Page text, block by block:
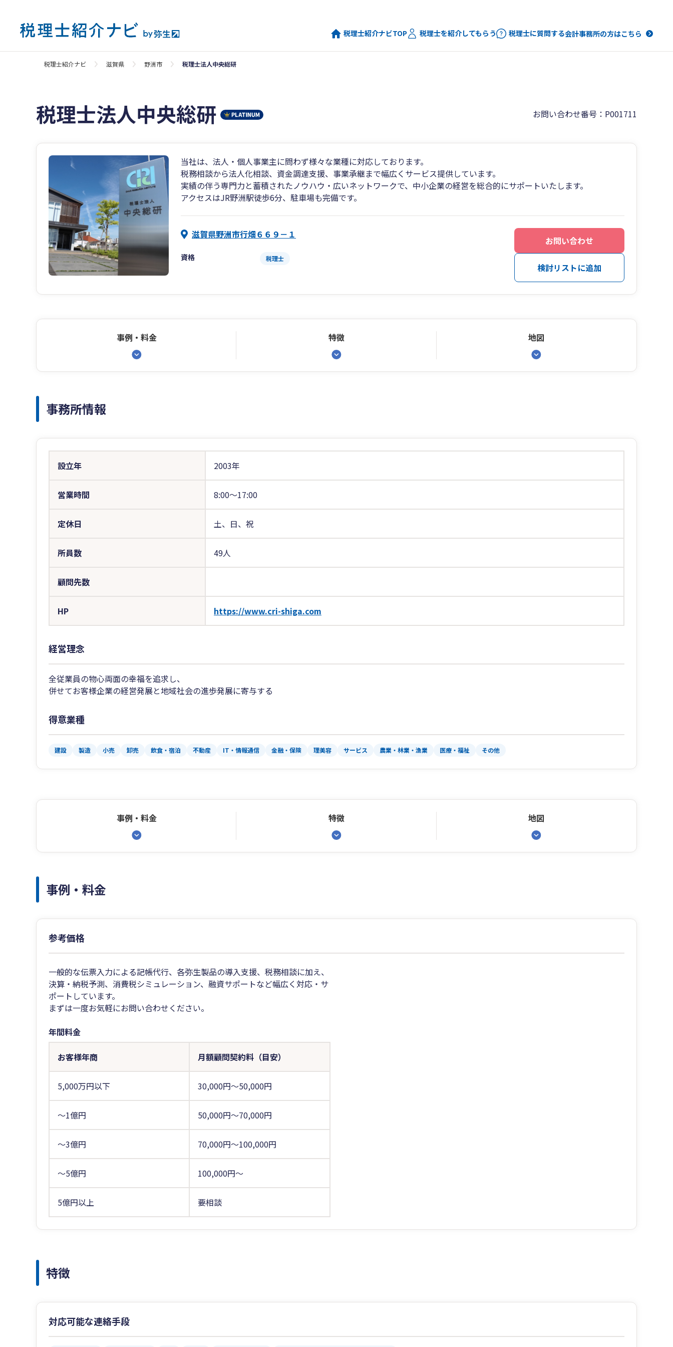
税理士紹介ナビTOP 税理士を紹介してもらう 税理士に質問する会計事務所の方はこちら
税理士紹介ナビ 滋賀県 野洲市 税理士法人中央総研
税理士法人中央総研 お問い合わせ番号：P001711
当社は、法人・個人事業主に問わず様々な業種に対応しております。
税務相談から法人化相談、資金調達支援、事業承継まで幅広くサービス提供しています。
実績の伴う専門力と蓄積されたノウハウ・広いネットワークで、中小企業の経営を総合的にサポートいたします。
アクセスはJR野洲駅徒歩6分、駐車場も完備です。
滋賀県野洲市行畑６６９－１
資格 税理士
お問い合わせ
検討リストに追加
事例・料金 特徴 地図
事務所情報
設立年 2003年
営業時間 8:00〜17:00
定休日 土、日、祝
所員数 49人
顧問先数
HP https://www.cri-shiga.com
経営理念
全従業員の物心両面の幸福を追求し、
併せてお客様企業の経営発展と地域社会の進歩発展に寄与する
得意業種
建設 製造 小売 卸売 飲食・宿泊 不動産 IT・情報通信 金融・保険 理美容 サービス 農業・林業・漁業 医療・福祉 その他
事例・料金 特徴 地図
事例・料金
参考価格
一般的な伝票入力による記帳代行、各弥生製品の導入支援、税務相談に加え、
決算・納税予測、消費税シミュレーション、融資サポートなど幅広く対応・サ
ポートしています。
まずは一度お気軽にお問い合わせください。
年間料金
お客様年商 月額顧問契約料（目安）
5,000万円以下 30,000円～50,000円
～1億円 50,000円～70,000円
～3億円 70,000円～100,000円
～5億円 100,000円～
5億円以上 要相談
特徴
対応可能な連絡手段